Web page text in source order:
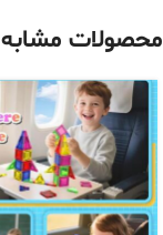
محصولات مشابه